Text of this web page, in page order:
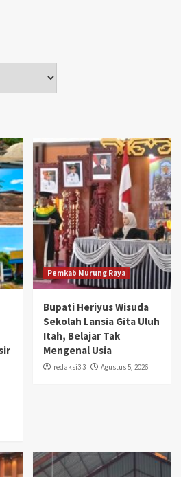
Pemkab Murung Raya
Bupati Heriyus Wisuda
Sekolah Lansia Gita Uluh
Itah, Belajar Tak
Mengenal Usia
redaksi3 3 Agustus 5, 2026